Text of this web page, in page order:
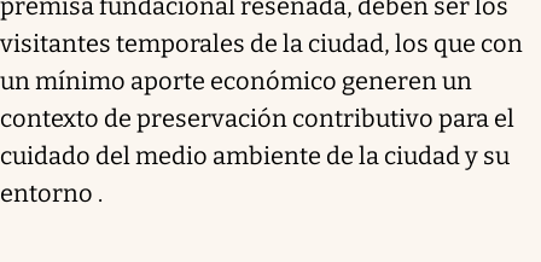
premisa fundacional reseñada, deben ser los
visitantes temporales de la ciudad, los que con
un mínimo aporte económico generen un
contexto de preservación contributivo para el
cuidado del medio ambiente de la ciudad y su
entorno .